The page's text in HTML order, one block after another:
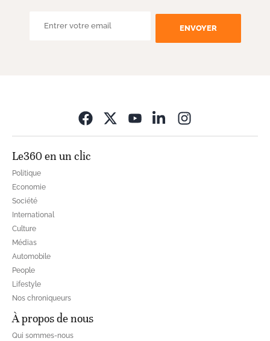
ENVOYER
Le360 en un clic
Politique
Economie
Société
International
Culture
Médias
Automobile
People
Lifestyle
Nos chroniqueurs
À propos de nous
Qui sommes-nous